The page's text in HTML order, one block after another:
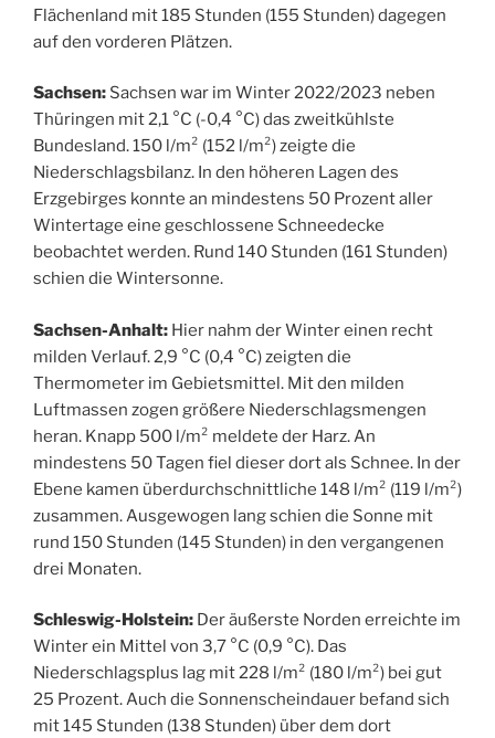
Flächenland mit 185 Stunden (155 Stunden) dagegen
auf den vorderen Plätzen.
Sachsen: Sachsen war im Winter 2022/2023 neben
Thüringen mit 2,1 °C (-0,4 °C) das zweitkühlste
Bundesland. 150 l/m² (152 l/m²) zeigte die
Niederschlagsbilanz. In den höheren Lagen des
Erzgebirges konnte an mindestens 50 Prozent aller
Wintertage eine geschlossene Schneedecke
beobachtet werden. Rund 140 Stunden (161 Stunden)
schien die Wintersonne.
Sachsen-Anhalt: Hier nahm der Winter einen recht
milden Verlauf. 2,9 °C (0,4 °C) zeigten die
Thermometer im Gebietsmittel. Mit den milden
Luftmassen zogen größere Niederschlagsmengen
heran. Knapp 500 l/m² meldete der Harz. An
mindestens 50 Tagen fiel dieser dort als Schnee. In der
Ebene kamen überdurchschnittliche 148 l/m² (119 l/m²)
zusammen. Ausgewogen lang schien die Sonne mit
rund 150 Stunden (145 Stunden) in den vergangenen
drei Monaten.
Schleswig-Holstein: Der äußerste Norden erreichte im
Winter ein Mittel von 3,7 °C (0,9 °C). Das
Niederschlagsplus lag mit 228 l/m² (180 l/m²) bei gut
25 Prozent. Auch die Sonnenscheindauer befand sich
mit 145 Stunden (138 Stunden) über dem dort